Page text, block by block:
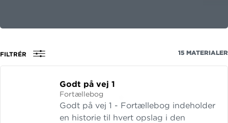
FILTRÉR 15 MATERIALER
Godt på vej 1
Fortællebog
Godt på vej 1 - Fortællebog indeholder
en historie til hvert opslag i den